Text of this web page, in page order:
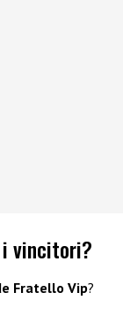
i vincitori?
Fratello Vip?